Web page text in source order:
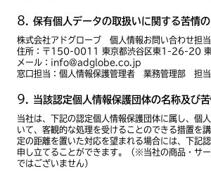
保有個人データの取扱いに関する苦情
株式会社アドグローブ 個人情報お問い合わせ担当
住所：〒150-0011 東京都渋谷区東1-26-20 東
メール：info@adglobe.co.jp
窓口担当：個人情報保護管理者 業務管理部 担
当該認定個人情報保護団体の名称及び
当社は、下記の認定個人情報保護団体に属し、個
いて、客観的な処理を受けることのできる措置を
定の距離を置いた対応を望まれる場合には、下記
申し立てることができます。（※当社の商品・サ
ではございません）